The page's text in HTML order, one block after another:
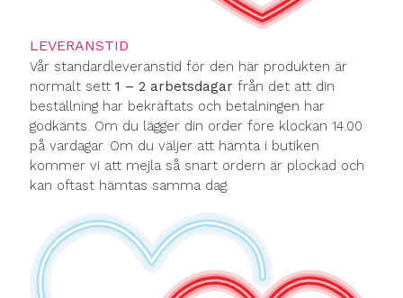
LEVERANSTID
Vår standardleveranstid för den här produkten är
normalt sett 1 – 2 arbetsdagar från det att din
beställning har bekräftats och betalningen har
godkänts. Om du lägger din order före klockan 14.00
på vardagar. Om du väljer att hämta i butiken
kommer vi att mejla så snart ordern är plockad och
kan oftast hämtas samma dag.